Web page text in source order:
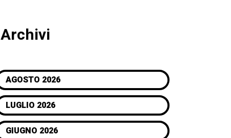
Archivi
AGOSTO 2026
LUGLIO 2026
GIUGNO 2026